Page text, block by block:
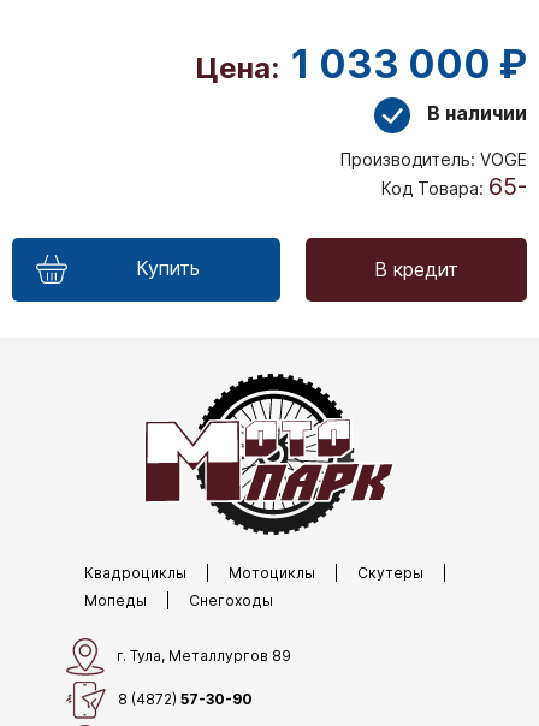
Цена: 1 033 000 ₽
В наличии
Производитель: VOGE
Код Товара: 65-
Купить В кредит
Квадроциклы Мотоциклы Скутеры
Мопеды
Снегоходы
г. Тула, Металлургов 89
8 (4872) 57-30-90